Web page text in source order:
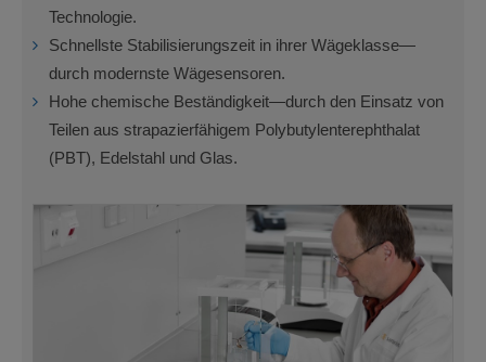
Technologie.
Schnellste Stabilisierungszeit in ihrer Wägeklasse—
durch modernste Wägesensoren.
Hohe chemische Beständigkeit—durch den Einsatz von
Teilen aus strapazierfähigem Polybutylenterephthalat
(PBT), Edelstahl und Glas.